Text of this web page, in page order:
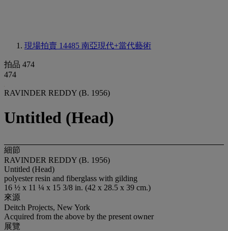
現場拍賣 14485 南亞現代+當代藝術
拍品 474
474
RAVINDER REDDY (B. 1956)
Untitled (Head)
細節
RAVINDER REDDY (B. 1956)
Untitled (Head)
polyester resin and fiberglass with gilding
16 ½ x 11 ¼ x 15 3/8 in. (42 x 28.5 x 39 cm.)
來源
Deitch Projects, New York
Acquired from the above by the present owner
展覽